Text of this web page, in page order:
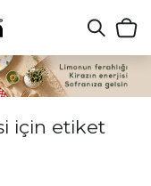
için etiket